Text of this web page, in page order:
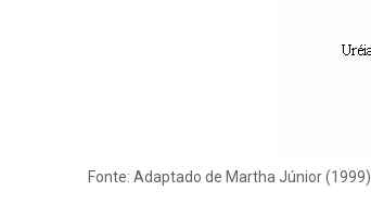
Fonte: Adaptado de Martha Júnior (1999).